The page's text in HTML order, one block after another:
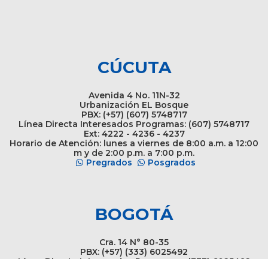
CÚCUTA
Avenida 4 No. 11N-32
Urbanización EL Bosque
PBX: (+57) (607) 5748717
Línea Directa Interesados Programas: (607) 5748717
Ext: 4222 - 4236 - 4237
Horario de Atención: lunes a viernes de 8:00 a.m. a 12:00
m y de 2:00 p.m. a 7:00 p.m.
Pregrados
Posgrados
BOGOTÁ
Cra. 14 N° 80-35
PBX: (+57) (333) 6025492